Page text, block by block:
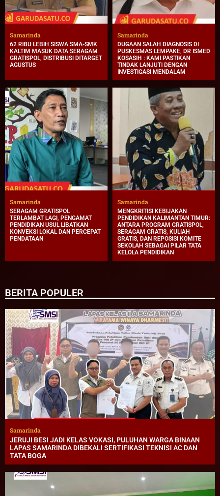
Samarinda
62 RIBU LEBIH SISWA SMA-SMK
KALTIM MASUK DATA SERAGAM
GRATISPOL, DISTRIBUSI DITARGET
AGUSTUS
Samarinda
DUGAAN SALAH DIAGNOSIS DI
PUSKESMAS LEMPAKE, DR ISMED
KOSASIH : KAMI PASTIKAN
TINDAK LANJUTI DENGAN
INVESTIGASI MENDALAM
Samarinda
SERAGAM GRATISPOL
TERLAMBAT LAGI, PENGAMAT
PENDIDIKAN USUL LIBATKAN
KONVEKSI LOKAL DAN PERCEPAT
PENDATAAN
Samarinda
MENGKRITISI KEBIJAKAN
PENDIDIKAN KALIMANTAN TIMUR:
ANTARA PROGRAM GRATISPOL,
SERAGAM GRATIS, KULIAH
GRATIS, DAN REPOSISI KOMITE
SEKOLAH SEBAGAI PILAR TATA
KELOLA PENDIDIKAN
BERITA POPULER
Samarinda
JERUJI BESI JADI KELAS VOKASI, PULUHAN WARGA BINAAN
LAPAS SAMARINDA DIBEKALI SERTIFIKASI TEKNISI AC DAN
TATA BOGA